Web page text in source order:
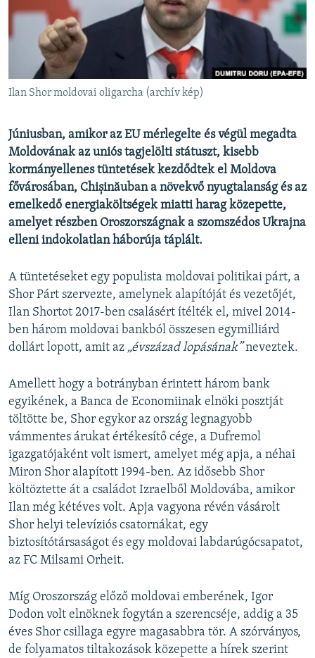
EURÓPAI UNIÓ
VILÁG
KLÍMAVÁLTOZÁS
A MÚLT TANULSÁGAI
KÖVESSEN MINKET!
Valamennyi RFE/RL weboldal
Ilan Shor moldovai oligarcha (archív kép)
Júniusban, amikor az EU mérlegelte és végül megadta
Moldovának az uniós tagjelölti státuszt, kisebb
kormányellenes tüntetések kezdődtek el Moldova
fővárosában, Chișinăuban a növekvő nyugtalanság és az
emelkedő energiaköltségek miatti harag közepette,
amelyet részben Oroszországnak a szomszédos Ukrajna
elleni indokolatlan háborúja táplált.
A tüntetéseket egy populista moldovai politikai párt, a
Shor Párt szervezte, amelynek alapítóját és vezetőjét,
Ilan Shortot 2017-ben csalásért ítélték el, mivel 2014-
ben három moldovai bankból összesen egymilliárd
dollárt lopott, amit az „évszázad lopásának”neveztek.
Amellett hogy a botrányban érintett három bank
egyikének, a Banca de Economiinak elnöki posztját
töltötte be, Shor egykor az ország legnagyobb
vámmentes árukat értékesítő cége, a Dufremol
igazgatójaként volt ismert, amelyet még apja, a néhai
Miron Shor alapított 1994-ben. Az idősebb Shor
költöztette át a családot Izraelből Moldovába, amikor
Ilan még kétéves volt. Apja vagyona révén vásárolt
Shor helyi televíziós csatornákat, egy
biztosítótársaságot és egy moldovai labdarúgócsapatot,
az FC Milsami Orheit.
Míg Oroszország előző moldovai emberének, Igor
Dodon volt elnöknek fogytán a szerencséje, addig a 35
éves Shor csillaga egyre magasabbra tör. A szórványos,
de folyamatos tiltakozások közepette a hírek szerint